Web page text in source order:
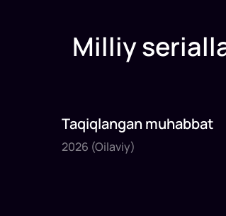
Milliy
2026
44daq
Taqiqlangan muhabbat
2026 (Oilaviy)